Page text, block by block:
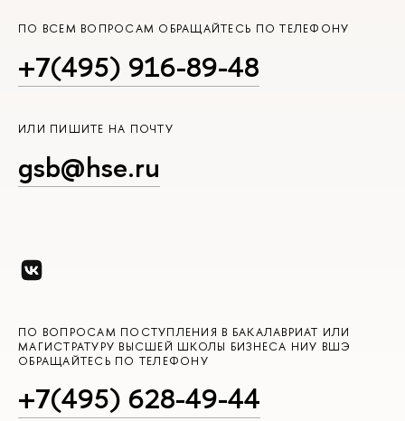
ПО ВСЕМ ВОПРОСАМ ОБРАЩАЙТЕСЬ ПО ТЕЛЕФОНУ
+7(495) 916-89-48
ИЛИ ПИШИТЕ НА ПОЧТУ
gsb@hse.ru
ПО ВОПРОСАМ ПОСТУПЛЕНИЯ В БАКАЛАВРИАТ ИЛИ
МАГИСТРАТУРУ ВЫСШЕЙ ШКОЛЫ БИЗНЕСА НИУ ВШЭ
ОБРАЩАЙТЕСЬ ПО ТЕЛЕФОНУ
+7(495) 628-49-44